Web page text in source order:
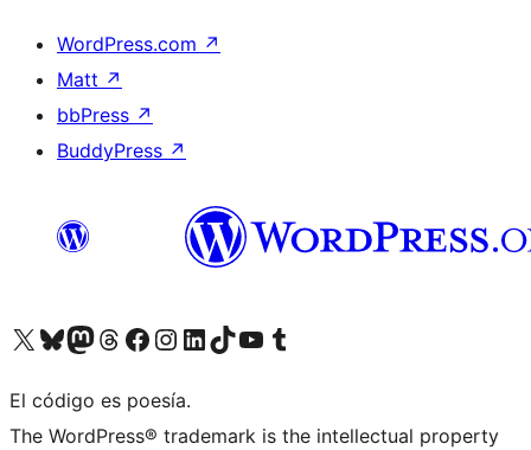
WordPress.com ↗
Matt ↗
bbPress ↗
BuddyPress ↗
Visitá nuestra cuenta de X (anteriormente Twitter)
Visitá nuestra cuenta de Bluesky
Visitá nuestra cuenta de Mastodon
Visitá nuestra cuenta de Threads
Visitá nuestra página de Facebook
Visitá nuestra cuenta de Instagram
Visitá nuestra cuenta de LinkedIn
Visitá nuestra cuenta de TikTok
Visitá nuestro canal de YouTube
Visitá nuestra cuenta de Tumblr
El código es poesía.
The WordPress® trademark is the intellectual property